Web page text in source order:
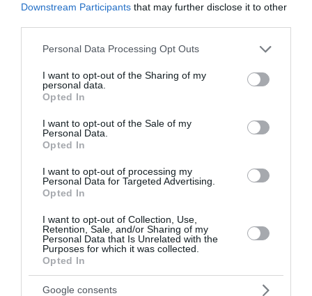
Downstream Participants that may further disclose it to other
Please note that this website/app uses one or more Google
not limited to your visit or usage behaviour. You may click to
grant or deny consent to Google and its third-party tags to
use your data for below specified purposes in below Google
consent section.
Personal Data Processing Opt Outs
I want to opt-out of the Sharing of my
personal data.
Opted In
I want to opt-out of the Sale of my
Personal Data.
Opted In
I want to opt-out of processing my
Personal Data for Targeted Advertising.
Opted In
I want to opt-out of Collection, Use,
Retention, Sale, and/or Sharing of my
Personal Data that Is Unrelated with the
Purposes for which it was collected.
Opted In
Google consents
Μεξικό: Μαφιόζος έδωσε εντολή
να δολοφονηθεί 23χρονη
influencer επειδή είχε χωρίσει
τον γιο του
Ο Ραμόν Άνχελ Αλβάρεζ Αγιάλα τον Μάιο του 2025
είχε δώσει εντολή να δολοφονηθεί η 23χρονη
Influencer Βαλέρια Μάρκεζ. Οι Αρχές του Μεξικού
ανακοίνωσαν ότι η εκτέλεση έγινε επειδή η νεαρή
κοπέλα είχε χωρίσει τον ...
22:05 | 04 Αυγούστου 2026